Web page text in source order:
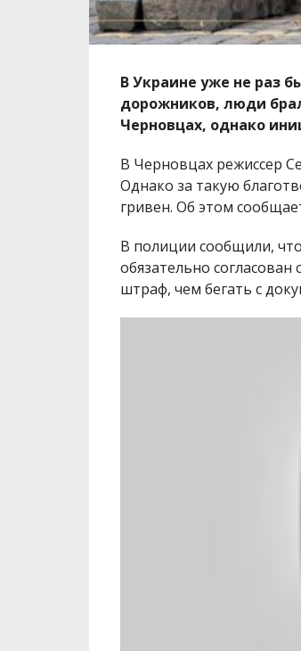
В Украине уже не раз
дорожников, люди
Черновцах, однако
В Черновцах режиссер
Однако за такую
гривен. Об этом
В полиции сообщили,
обязательно
штраф, чем бегать с